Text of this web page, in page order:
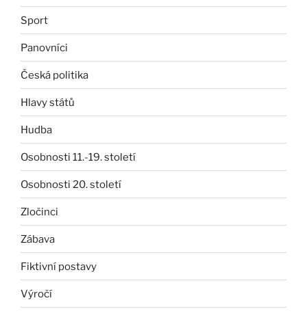
Sport
Panovníci
Česká politika
Hlavy států
Hudba
Osobnosti 11.-19. století
Osobnosti 20. století
Zločinci
Zábava
Fiktivní postavy
Výročí